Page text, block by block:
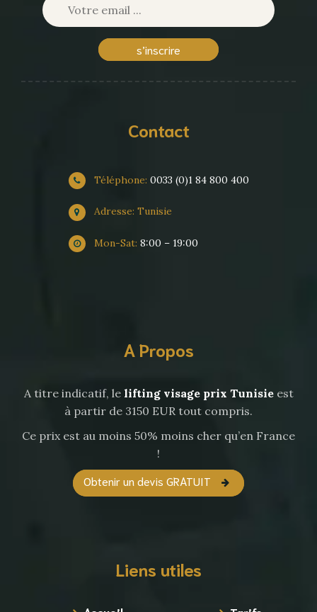
s’inscrire
Contact
Téléphone: 0033 (0)1 84 800 400
Adresse: Tunisie
Mon-Sat: 8:00 – 19:00
A Propos
A titre indicatif, le lifting visage prix Tunisieest
à partir de 3150 EUR tout compris.
Ce prix est au moins 50% moins cher qu’en France
!
Obtenir un devis GRATUIT
Liens utiles